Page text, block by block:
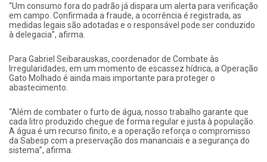
“Um consumo fora do padrão já dispara um alerta para verificação
em campo. Confirmada a fraude, a ocorrência é registrada, as
medidas legais são adotadas e o responsável pode ser conduzido
à delegacia”, afirma.
Para Gabriel Seibarauskas, coordenador de Combate às
Irregularidades, em um momento de escassez hídrica, a Operação
Gato Molhado é ainda mais importante para proteger o
abastecimento.
“Além de combater o furto de água, nosso trabalho garante que
cada litro produzido chegue de forma regular e justa à população.
A água é um recurso finito, e a operação reforça o compromisso
da Sabesp com a preservação dos mananciais e a segurança do
sistema”, afirma.